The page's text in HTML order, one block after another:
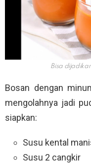
Bisa
Bosan dengan
mengolahnya jadi
siapkan:
Susu kental
Susu 2 cangkir